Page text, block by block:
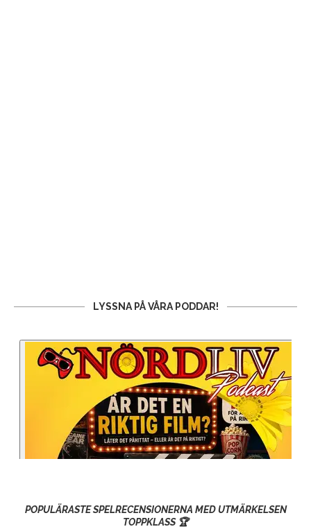
LYSSNA PÅ VÅRA PODDAR!
POPULÄRASTE SPELRECENSIONERNA MED UTMÄRKELSEN
TOPPKLASS 🏆